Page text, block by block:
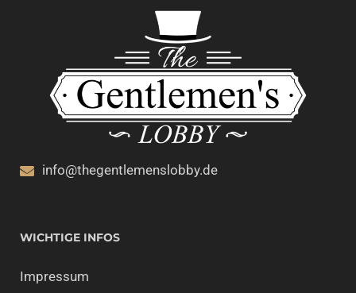
info@thegentlemenslobby.de
WICHTIGE INFOS
Impressum